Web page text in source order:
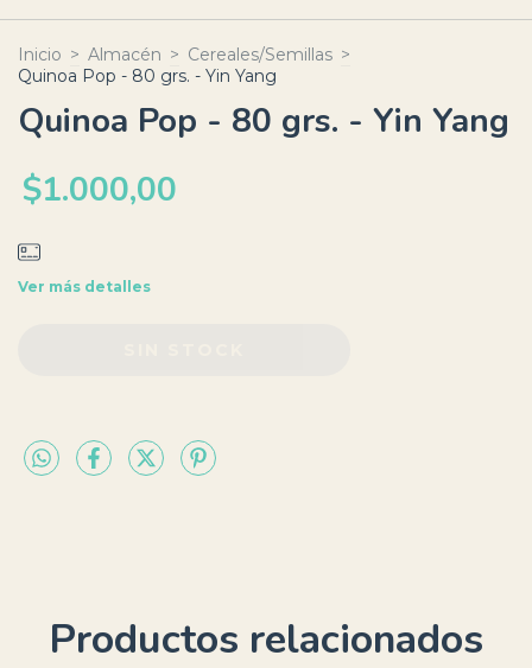
Inicio > Almacén > Cereales/Semillas >
Quinoa Pop - 80 grs. - Yin Yang
Quinoa Pop - 80 grs. - Yin Yang
$1.000,00
Ver más detalles
Productos relacionados